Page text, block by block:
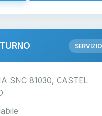
SERVIZIO
SNC 81030, CASTEL